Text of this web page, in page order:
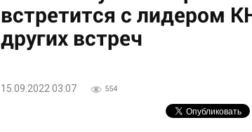
встретится с лидером
других встреч
15.09.2022 03:07 554